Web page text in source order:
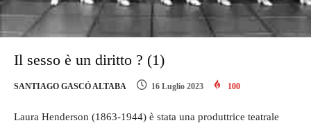
Il sesso è un diritto ? (1)
SANTIAGO GASCÓ ALTABA 16 Luglio 2023 100
Laura Henderson (1863-1944) è stata una produttrice teatrale